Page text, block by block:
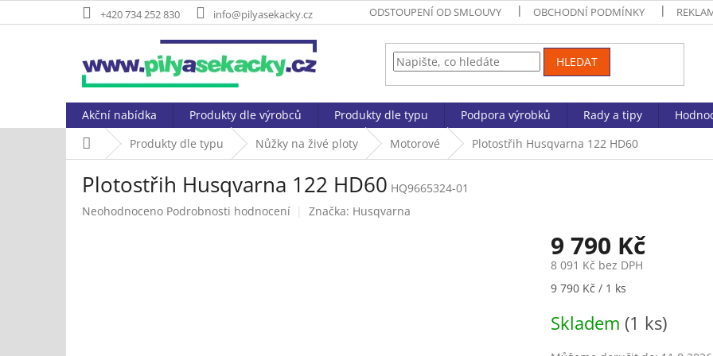
na
+420 734 252 830 info@pilyasekacky.cz ODSTOUPENÍ OD SMLOUVY OBCHODNÍ PODMÍNKY
HLEDAT
Akční nabídka Produkty dle výrobců Produkty dle typu Podpora výrobků Rady a tipy
Domů Produkty dle typu Nůžky na živé ploty Motorové Plotostřih Husqvarna 122 HD60
Plotostřih Husqvarna 122 HD60 HQ9665324-01
Průměrné
Neohodnoceno Podrobnosti hodnocení Značka: Husqvarna
9 790 Kč
8 091 Kč bez DPH
Měrná
9 790 Kč / 1 ks
Skladem (1 ks)